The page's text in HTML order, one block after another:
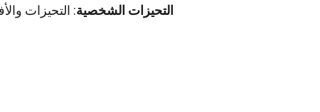
التحيزات الشخصية: التحيزات